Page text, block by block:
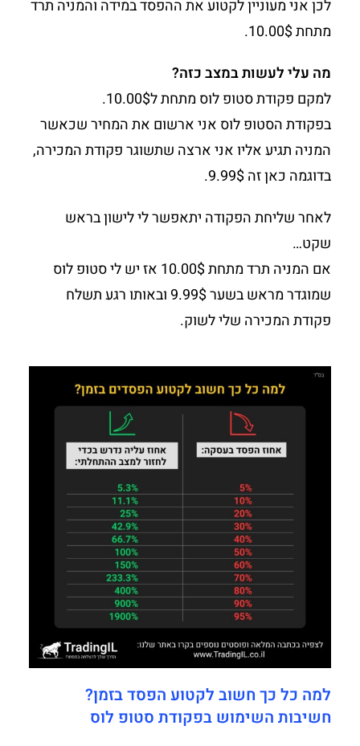
לכן אני מעוניין לקטוע את ההפסד במידה והמניה תרד
מתחת 10.00$.
מה עלי לעשות במצב כזה?
למקם פקודת סטופ לוס מתחת ל10.00$.
בפקודת הסטופ לוס אני ארשום את המחיר שכאשר
המניה תגיע אליו אני ארצה שתשוגר פקודת המכירה,
בדוגמה כאן זה 9.99$.
לאחר שליחת הפקודה יתאפשר לי לישון בראש
שקט…
אם המניה תרד מתחת 10.00$ אז יש לי סטופ לוס
שמוגדר מראש בשער 9.99$ ובאותו רגע תשלח
פקודת המכירה שלי לשוק.
למה כל כך חשוב לקטוע הפסד בזמן?
חשיבות השימוש בפקודת סטופ לוס